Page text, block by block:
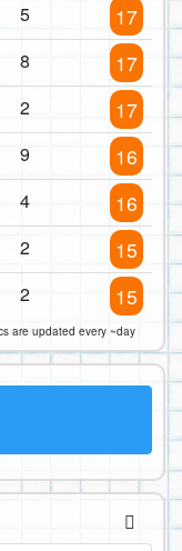
5 17
8 17
2 17
9 16
4 16
2 15
2 15
are updated every ~day